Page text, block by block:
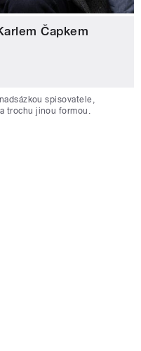
Čapkem
spisovatele,
trochu jinou formou.